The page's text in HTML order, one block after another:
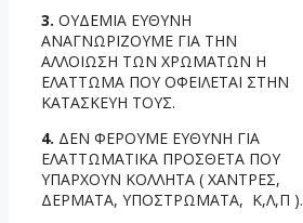
3. ΟΥΔΕΜΙΑ ΕΥΘΥΝΗ
ΑΝΑΓΝΩΡΙΖΟΥΜΕ ΓΙΑ ΤΗΝ
ΑΛΛΟΙΩΣΗ ΤΩΝ ΧΡΩΜΑΤΩΝ Η
ΕΛΑΤΤΩΜΑ ΠΟΥ ΟΦΕΙΛΕΤΑΙ ΣΤΗΝ
ΚΑΤΑΣΚΕΥΗ ΤΟΥΣ.
4. ΔΕΝ ΦΕΡΟΥΜΕ ΕΥΘΥΝΗ ΓΙΑ
ΕΛΑΤΤΩΜΑΤΙΚΑ ΠΡΟΣΘΕΤΑ ΠΟΥ
ΥΠΑΡΧΟΥΝ ΚΟΛΛΗΤΑ ( ΧΑΝΤΡΕΣ,
ΔΕΡΜΑΤΑ, ΥΠΟΣΤΡΩΜΑΤΑ, Κ,Λ,Π ).